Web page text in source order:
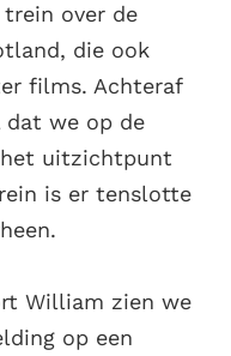
over de
die ook
films. Achteraf
dat we op de
het uitzichtpunt
is er tenslotte
William zien we
op een